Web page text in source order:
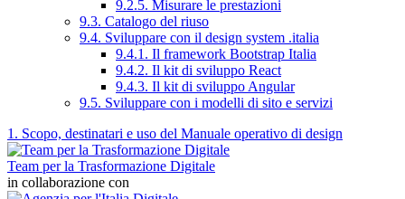
9.2.5. Misurare le prestazioni
9.3. Catalogo del riuso
9.4. Sviluppare con il design system .italia
9.4.1. Il framework Bootstrap Italia
9.4.2. Il kit di sviluppo React
9.4.3. Il kit di sviluppo Angular
9.5. Sviluppare con i modelli di sito e servizi
1. Scopo, destinatari e uso del Manuale operativo di design
Team per la Trasformazione Digitale
in collaborazione con